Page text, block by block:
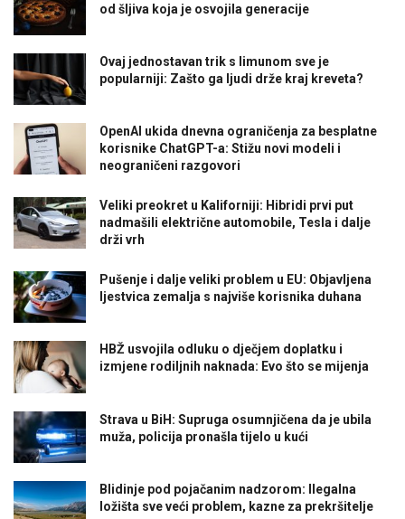
od šljiva koja je osvojila generacije
Ovaj jednostavan trik s limunom sve je
popularniji: Zašto ga ljudi drže kraj kreveta?
OpenAI ukida dnevna ograničenja za besplatne
korisnike ChatGPT-a: Stižu novi modeli i
neograničeni razgovori
Veliki preokret u Kaliforniji: Hibridi prvi put
nadmašili električne automobile, Tesla i dalje
drži vrh
Pušenje i dalje veliki problem u EU: Objavljena
ljestvica zemalja s najviše korisnika duhana
HBŽ usvojila odluku o dječjem doplatku i
izmjene rodiljnih naknada: Evo što se mijenja
Strava u BiH: Supruga osumnjičena da je ubila
muža, policija pronašla tijelo u kući
Blidinje pod pojačanim nadzorom: Ilegalna
ložišta sve veći problem, kazne za prekršitelje